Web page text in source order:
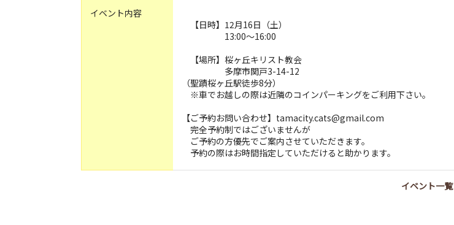
イベント内容
【日時】12月16日（土）
13:00〜16:00
【場所】桜ヶ丘キリスト教会
多摩市関戸3-14-12
（聖蹟桜ヶ丘駅徒歩8分）
※車でお越しの際は近隣のコインパーキングをご利用下さい。
【ご予約お問い合わせ】tamacity.cats@gmail.com
完全予約制ではございませんが
ご予約の方優先でご案内させていただきます。
予約の際はお時間指定していただけると助かります。
イベント一覧